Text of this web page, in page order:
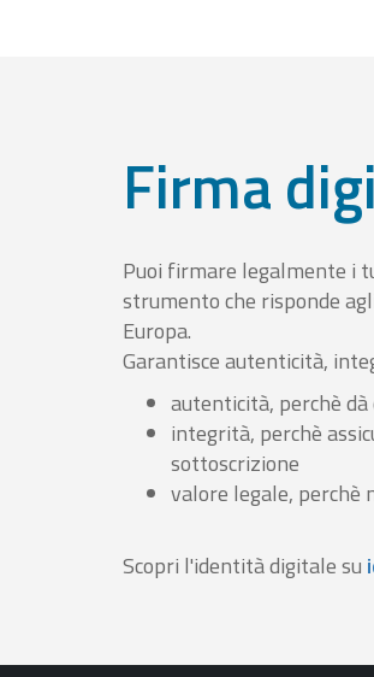
Firma
Puoi firmare legalmente i
strumento che risponde
Europa.
Garantisce autenticità,
autenticità, perchè
integrità, perchè
sottoscrizione
valore legale, perchè
Scopri l'identità digitale su